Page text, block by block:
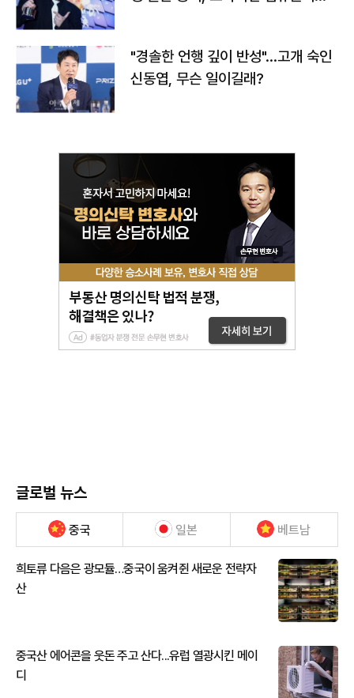
"경솔한 언행 깊이 반성"…고개 숙인
신동엽, 무슨 일이길래?
글로벌 뉴스
중국 일본 베트남
희토류 다음은 광모듈…중국이 움켜쥔 새로운 전략자
산
중국산 에어콘을 웃돈 주고 산다...유럽 열광시킨 메이
디